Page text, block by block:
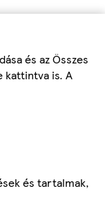
és az Összes
kattintva is. A
és tartalmak,